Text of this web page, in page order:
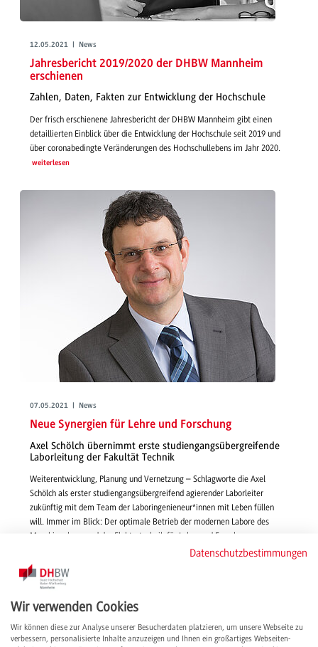
12.05.2021 | News
Jahresbericht 2019/2020 der DHBW Mannheim
erschienen
Zahlen, Daten, Fakten zur Entwicklung der Hochschule
Der frisch erschienene Jahresbericht der DHBW Mannheim gibt einen
detaillierten Einblick über die Entwicklung der Hochschule seit 2019 und
über coronabedingte Veränderungen des Hochschullebens im Jahr 2020.
weiterlesen
07.05.2021 | News
Neue Synergien für Lehre und Forschung
Axel Schölch übernimmt erste studiengangsübergreifende
Laborleitung der Fakultät Technik
Weiterentwicklung, Planung und Vernetzung – Schlagworte die Axel
Schölch als erster studiengangsübergreifend agierender Laborleiter
zukünftig mit dem Team der Laboringenieneur*innen mit Leben füllen
will. Immer im Blick: Der optimale Betrieb der modernen Labore des
Maschinenbaus und der Elektrotechnik für Lehre und Forschung.
Datenschutzbestimmungen
Wir verwenden Cookies
Wir können diese zur Analyse unserer Besucherdaten platzieren, um unsere Webseite zu
verbessern, personalisierte Inhalte anzuzeigen und Ihnen ein großartiges Webseiten-